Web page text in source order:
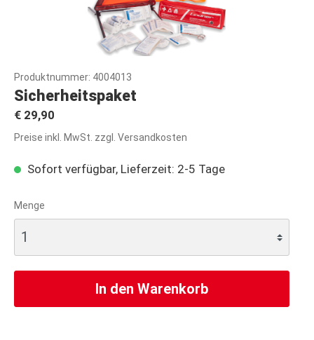
Produktnummer: 4004013
Sicherheitspaket
€ 29,90
Preise inkl. MwSt. zzgl. Versandkosten
Sofort verfügbar, Lieferzeit: 2-5 Tage
Menge
In den Warenkorb